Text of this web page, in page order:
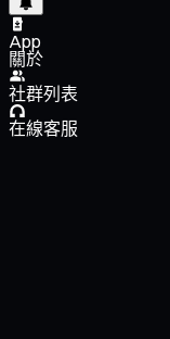
App
關於
社群列表
在線客服